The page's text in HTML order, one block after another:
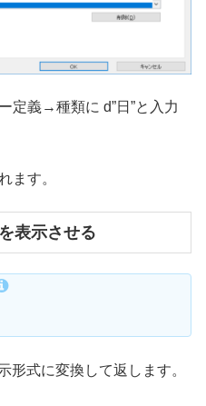
定義→種類に d”日”と入力
ます。
表示させる
形式に変換して返します。